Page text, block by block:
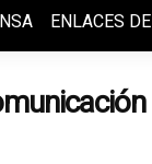
ENLACES